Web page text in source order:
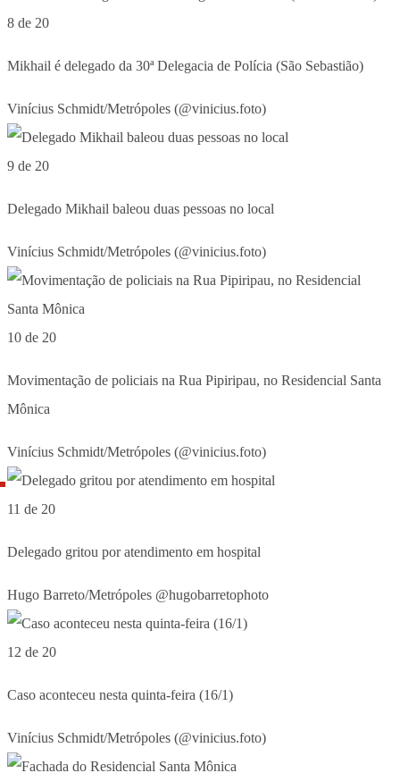
8 de 20
Mikhail é delegado da 30ª Delegacia de Polícia (São Sebastião)
Vinícius Schmidt/Metrópoles (@vinicius.foto)
9 de 20
Delegado Mikhail baleou duas pessoas no local
Vinícius Schmidt/Metrópoles (@vinicius.foto)
10 de 20
Movimentação de policiais na Rua Pipiripau, no Residencial Santa
Mônica
Vinícius Schmidt/Metrópoles (@vinicius.foto)
11 de 20
Delegado gritou por atendimento em hospital
Hugo Barreto/Metrópoles @hugobarretophoto
12 de 20
Caso aconteceu nesta quinta-feira (16/1)
Vinícius Schmidt/Metrópoles (@vinicius.foto)